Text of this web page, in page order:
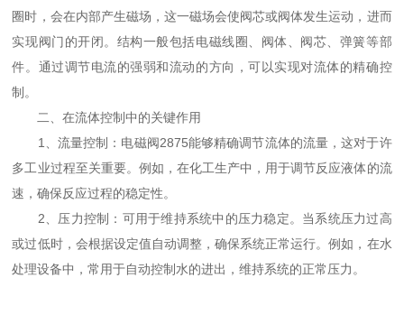
圈时，会在内部产生磁场，这一磁场会使阀芯或阀体发生运动，进而
实现阀门的开闭。结构一般包括电磁线圈、阀体、阀芯、弹簧等部
件。通过调节电流的强弱和流动的方向，可以实现对流体的精确控
制。
二、在流体控制中的关键作用
1、流量控制：电磁阀2875能够精确调节流体的流量，这对于许
多工业过程至关重要。例如，在化工生产中，用于调节反应液体的流
速，确保反应过程的稳定性。
2、压力控制：可用于维持系统中的压力稳定。当系统压力过高
或过低时，会根据设定值自动调整，确保系统正常运行。例如，在水
处理设备中，常用于自动控制水的进出，维持系统的正常压力。